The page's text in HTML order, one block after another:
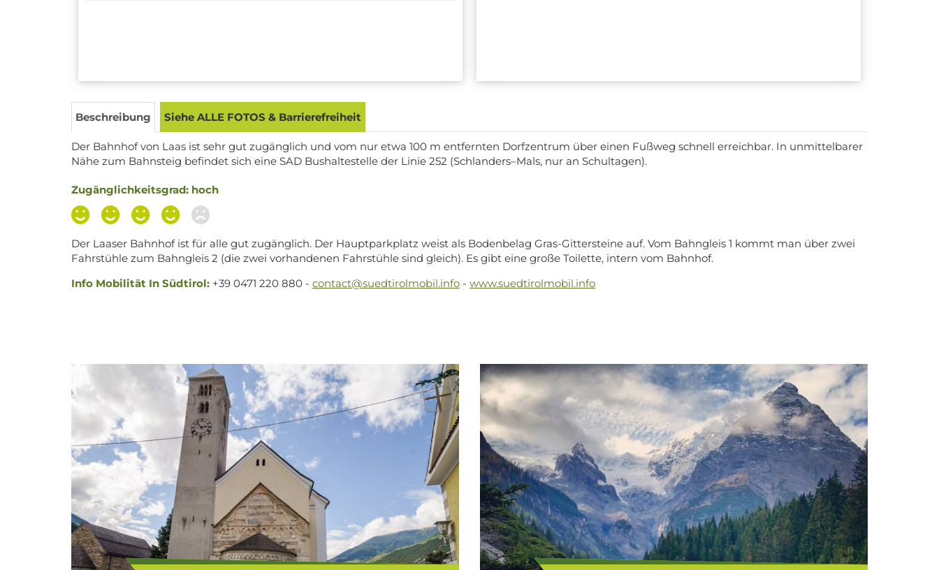
Beschreibung Siehe ALLE FOTOS & Barrierefreiheit
Der Bahnhof von Laas ist sehr gut zugänglich und vom nur etwa 100 m entfernten Dorfzentrum über einen Fußweg schnell erreichbar. In unmittelbarer
Nähe zum Bahnsteig befindet sich eine SAD Bushaltestelle der Linie 252 (Schlanders–Mals, nur an Schultagen).
Zugänglichkeitsgrad: hoch
Der Laaser Bahnhof ist für alle gut zugänglich. Der Hauptparkplatz weist als Bodenbelag Gras-Gittersteine auf. Vom Bahngleis 1 kommt man über zwei
Fahrstühle zum Bahngleis 2 (die zwei vorhandenen Fahrstühle sind gleich). Es gibt eine große Toilette, intern vom Bahnhof.
Info Mobilität In Südtirol: +39 0471 220 880 - contact@suedtirolmobil.info - www.suedtirolmobil.info